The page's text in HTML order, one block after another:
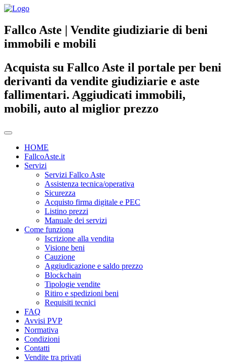
Fallco Aste | Vendite giudiziarie di beni
immobili e mobili
Acquista su Fallco Aste il portale per beni
derivanti da vendite giudiziarie e aste
fallimentari. Aggiudicati immobili,
mobili, auto al miglior prezzo
HOME
FallcoAste.it
Servizi
Servizi Fallco Aste
Assistenza tecnica/operativa
Sicurezza
Acquisto firma digitale e PEC
Listino prezzi
Manuale dei servizi
Come funziona
Iscrizione alla vendita
Visione beni
Cauzione
Aggiudicazione e saldo prezzo
Blockchain
Tipologie vendite
Ritiro e spedizioni beni
Requisiti tecnici
FAQ
Avvisi PVP
Normativa
Condizioni
Contatti
Vendite tra privati